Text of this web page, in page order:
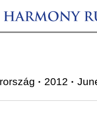
· 2012 ·